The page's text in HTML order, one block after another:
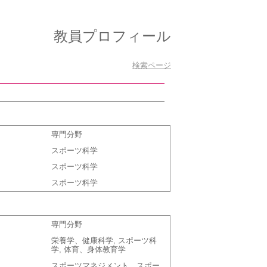
教員プロフィール
検索ページ
専門分野
スポーツ科学
スポーツ科学
スポーツ科学
専門分野
栄養学、健康科学, スポーツ科
学, 体育、身体教育学